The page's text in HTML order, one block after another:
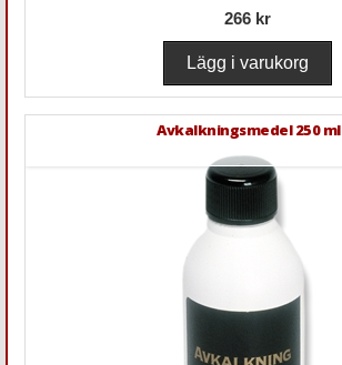
266 kr
Avkalkningsmedel 250 ml